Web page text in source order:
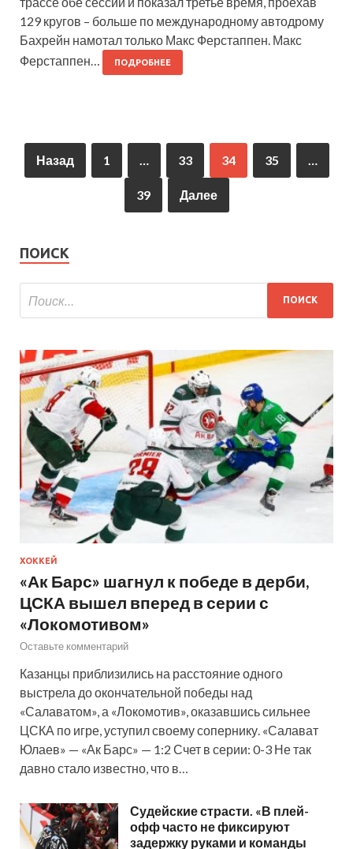
129 кругов – больше по международному автодрому
Бахрейн намотал только Макс Ферстаппен. Макс
Ферстаппен…
ПОДРОБНЕЕ
Назад 1 33 34 35
39 Далее
ПОИСК
ХОККЕЙ
«Ак Барс» шагнул к победе в дерби,
ЦСКА вышел вперед в серии с
«Локомотивом»
Оставьте комментарий
Казанцы приблизились на расстояние одного
выстрела до окончательной победы над
«Салаватом», а «Локомотив», оказавшись сильнее
ЦСКА по игре, уступил своему сопернику. «Салават
Юлаев» — «Ак Барс» — 1:2 Счет в серии: 0-3 Не так
давно стало известно, что в…
Судейские страсти. «В плей-
офф часто не фиксируют
задержку руками и команды